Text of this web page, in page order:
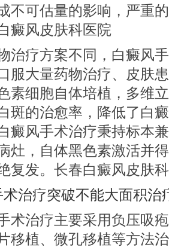
不可估量的影响，严重
癜风皮肤科医院
治疗方案不同，白癜风
服大量药物治疗、皮肤
素细胞自体培植，多维
斑的治愈率，降低了白
癜风手术治疗秉持标本
灶，自体黑色素激活并
复发。长春白癜风皮肤
治疗突破不能大面积治
术治疗主要采用负压吸
移植、微孔移植等方法
案例库编号：X121142
：颈部白斑一年
史：否……详情>>
▲门
年